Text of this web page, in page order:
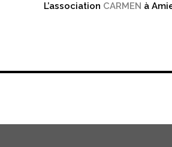
L’association CARMEN à